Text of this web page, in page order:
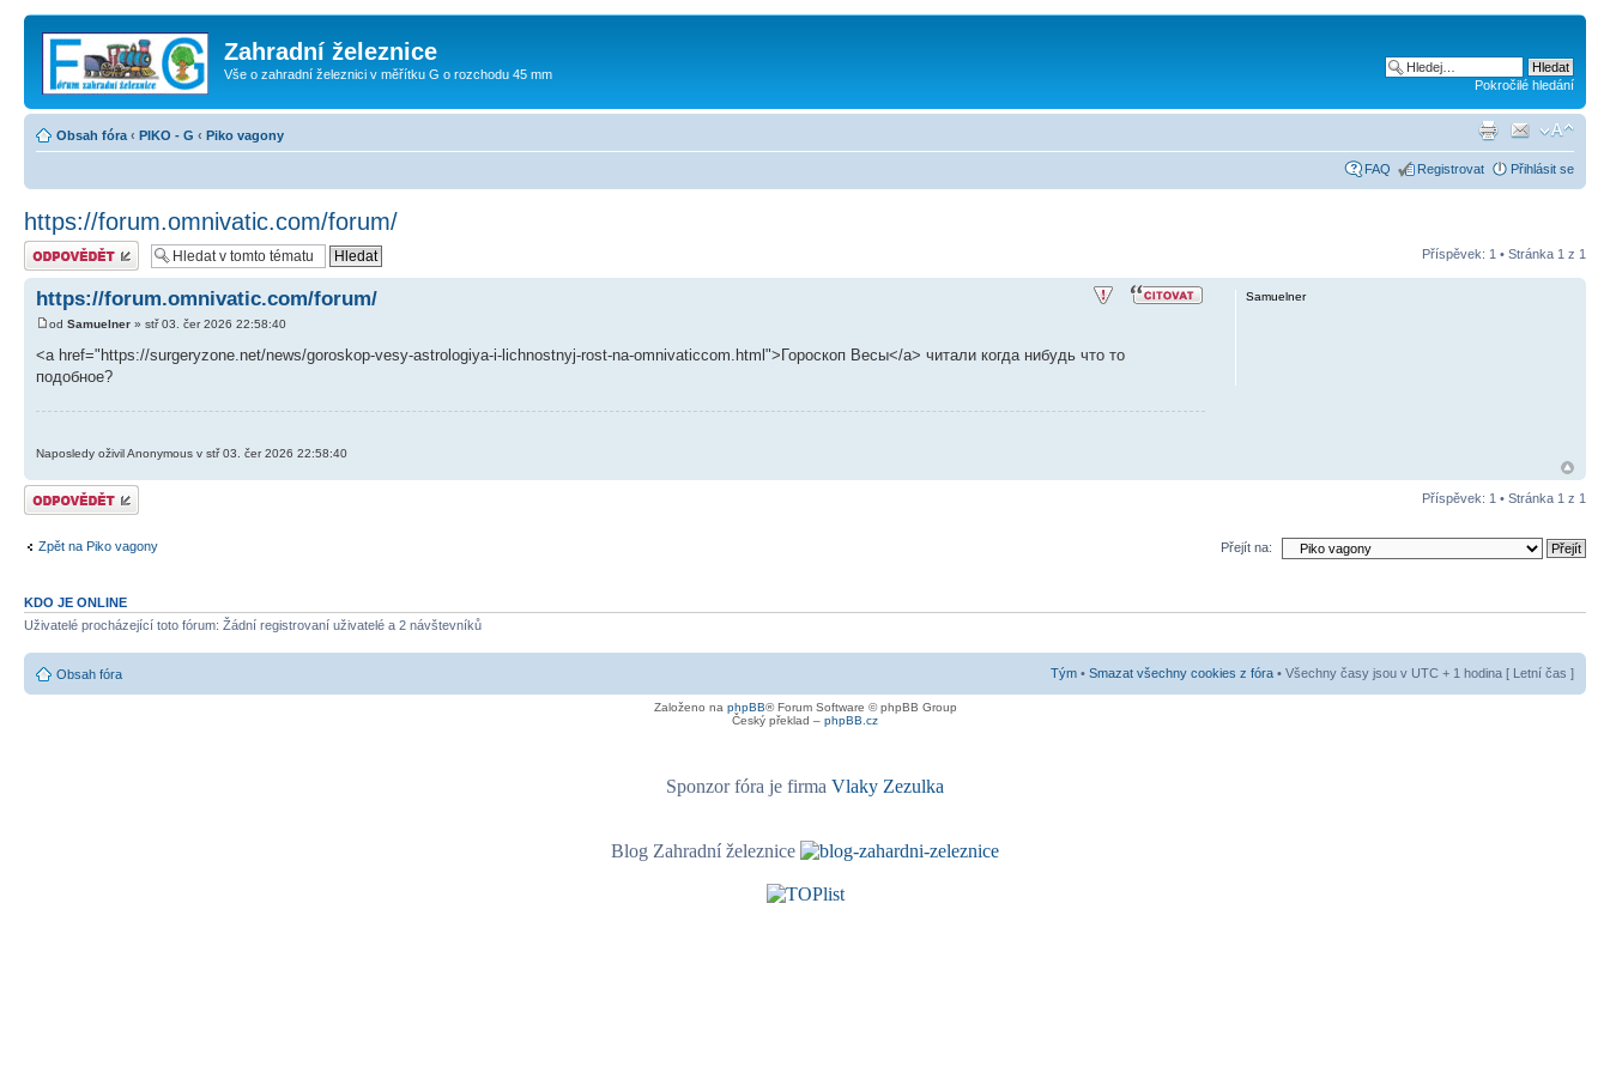
Zahradní železnice
Vše o zahradní železnici v měřítku G o rozchodu 45 mm
Pokročilé hledání
Obsah fóra ‹ PIKO - G ‹ Piko vagony
FAQ Registrovat Přihlásit se
https://forum.omnivatic.com/forum/
Odeslat odpověď Příspěvek: 1 • Stránka 1 z 1
https://forum.omnivatic.com/forum/
od Samuelner » stř 03. čer 2026 22:58:40
<a href="https://surgeryzone.net/news/goroskop-vesy-astrologiya-i-lichnostnyj-rost-na-omnivaticcom.html">Гороскоп Весы</a> читали когда нибудь что то
подобное?
Naposledy oživil Anonymous v stř 03. čer 2026 22:58:40
Samuelner
Odeslat odpověď Příspěvek: 1 • Stránka 1 z 1
Zpět na Piko vagony Přejít na:
KDO JE ONLINE
Uživatelé procházející toto fórum: Žádní registrovaní uživatelé a 2 návštevníků
Obsah fóra Tým • Smazat všechny cookies z fóra • Všechny časy jsou v UTC + 1 hodina [ Letní čas ]
Založeno na phpBB® Forum Software © phpBB Group
Český překlad – phpBB.cz
Sponzor fóra je firma Vlaky Zezulka
Blog Zahradní železnice